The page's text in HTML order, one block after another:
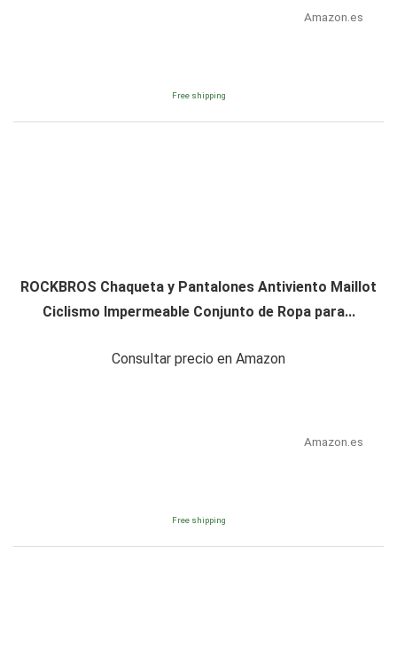
Amazon.es
Free shipping
ROCKBROS Chaqueta y Pantalones Antiviento Maillot
Ciclismo Impermeable Conjunto de Ropa para...
Consultar precio en Amazon
Amazon.es
Free shipping